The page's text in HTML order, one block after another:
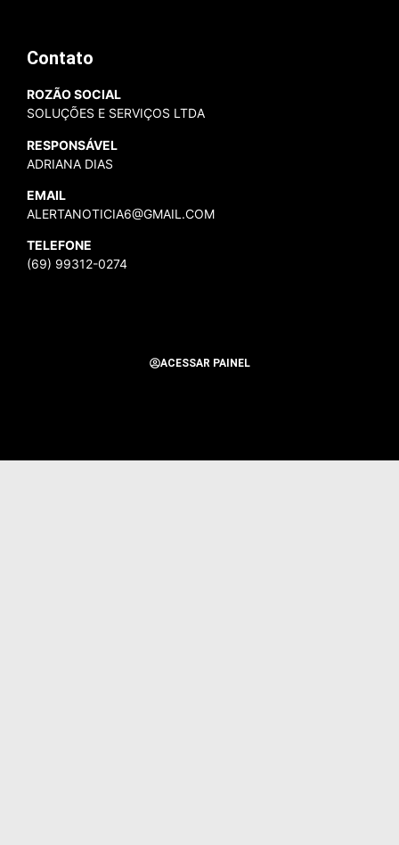
Contato
ROZÃO SOCIAL
SOLUÇÕES E SERVIÇOS LTDA
RESPONSÁVEL
ADRIANA DIAS
EMAIL
ALERTANOTICIA6@GMAIL.COM
TELEFONE
(69) 99312-0274
ACESSAR PAINEL